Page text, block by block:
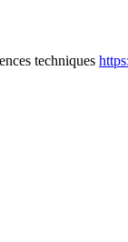
techniques